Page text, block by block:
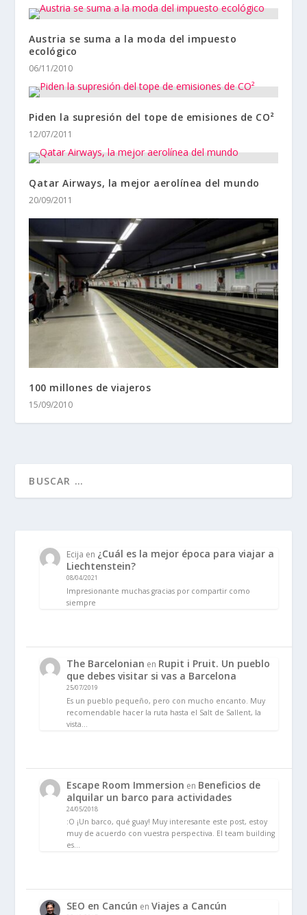
Austria se suma a la moda del impuesto
ecológico
06/11/2010
Piden la supresión del tope de emisiones de CO²
12/07/2011
Qatar Airways, la mejor aerolínea del mundo
20/09/2011
100 millones de viajeros
15/09/2010
Ecija en ¿Cuál es la mejor época para viajar a
Liechtenstein?
08/04/2021
Impresionante muchas gracias por compartir como
siempre
The Barcelonian en Rupit i Pruit. Un pueblo
que debes visitar si vas a Barcelona
25/07/2019
Es un pueblo pequeño, pero con mucho encanto. Muy
recomendable hacer la ruta hasta el Salt de Sallent, la
vista…
Escape Room Immersion en Beneficios de
alquilar un barco para actividades
24/05/2018
:O ¡Un barco, qué guay! Muy interesante este post, estoy
muy de acuerdo con vuestra perspectiva. El team building
es…
SEO en Cancún enViajes a Cancún